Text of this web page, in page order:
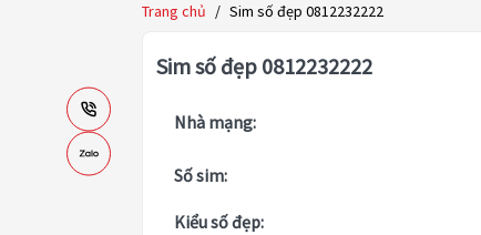
Trang chủ / Sim số đẹp 0812232222
Sim số đẹp 0812232222
Nhà mạng:
Số sim:
Kiểu số đẹp: